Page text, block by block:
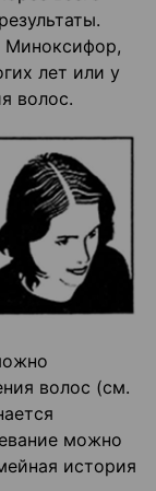
Миноксифор,
лет или у
волос.
волос (см.
можно
история